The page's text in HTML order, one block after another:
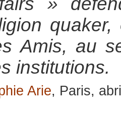
Amis, au
institutions.
Arie, Paris,